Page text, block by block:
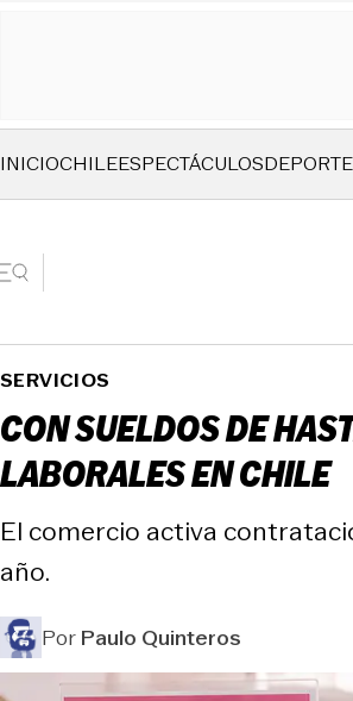
INICIOCHILEESPECTÁCULOS
SERVICIOS
CON SUELDOS DE
LABORALES EN CHILE
El comercio activa
año.
PorPaulo Quinteros